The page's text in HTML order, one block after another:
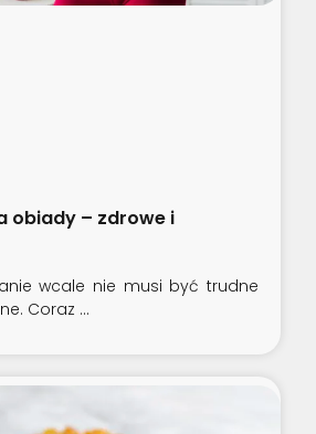
obiady – zdrowe i
wcale nie musi być trudne
Coraz